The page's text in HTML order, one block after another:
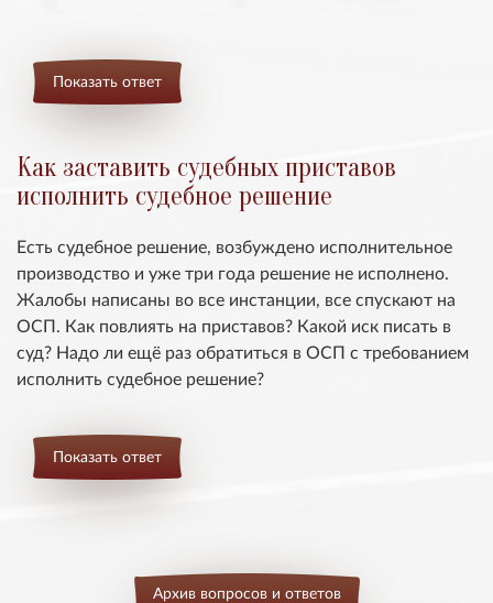
Показать ответ
Как заставить судебных приставов
исполнить судебное решение
Есть судебное решение, возбуждено исполнительное
производство и уже три года решение не исполнено.
Жалобы написаны во все инстанции, все спускают на
ОСП. Как повлиять на приставов? Какой иск писать в
суд? Надо ли ещё раз обратиться в ОСП с требованием
исполнить судебное решение?
Показать ответ
Архив вопросов и ответов